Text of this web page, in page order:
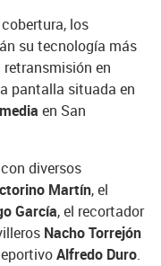
los
su tecnología más
retransmisión en
pantalla situada en
en San
diversos
Martín, el
García, el recortador
Nacho Torrejón
Alfredo Duro.